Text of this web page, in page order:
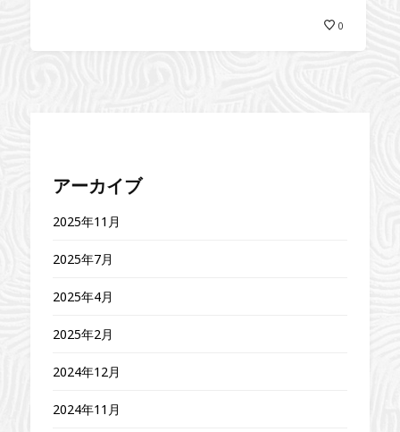
0
アーカイブ
2025年11月
2025年7月
2025年4月
2025年2月
2024年12月
2024年11月